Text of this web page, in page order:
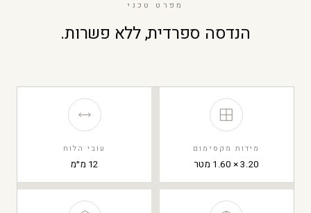
מפרט טכני
הנדסה ספרדית, ללא פשרות.
מידות מקסימום
3.20 × 1.60 מטר
עובי הלוח
12 מ״מ